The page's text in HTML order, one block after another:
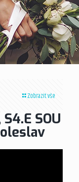
Zobrazit vše
SOU